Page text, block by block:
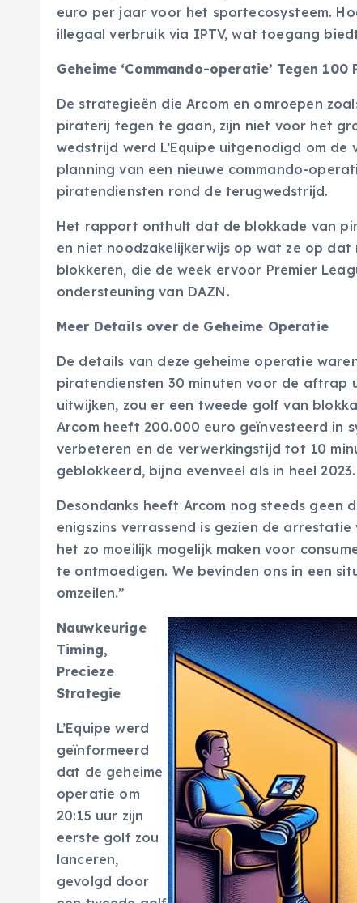
euro per jaar voor het sportecosysteem.
illegaal verbruik via IPTV, wat toegang
Geheime ‘Commando-operatie’ Tegen 100
De strategieën die Arcom en omroepen
piraterij tegen te gaan, zijn niet voor het
wedstrijd werd L’Equipe uitgenodigd om
planning van een nieuwe commando-
piratendiensten rond de terugwedstrijd.
Het rapport onthult dat de blokkade van
en niet noodzakelijkerwijs op wat ze op dat
blokkeren, die de week ervoor Premier
ondersteuning van DAZN.
Meer Details over de Geheime Operatie
De details van deze geheime operatie
piratendiensten 30 minuten voor de aftrap
uitwijken, zou er een tweede golf van
Arcom heeft 200.000 euro geïnvesteerd in
verbeteren en de verwerkingstijd tot 10
geblokkeerd, bijna evenveel als in heel 2023.
Desondanks heeft Arcom nog steeds geen
enigszins verrassend is gezien de
het zo moeilijk mogelijk maken voor
te ontmoedigen. We bevinden ons in een
omzeilen.”
Nauwkeurige
Timing,
Precieze
Strategie
L’Equipe werd
geïnformeerd
dat de geheime
operatie om
20:15 uur zijn
eerste golf zou
lanceren,
gevolgd door